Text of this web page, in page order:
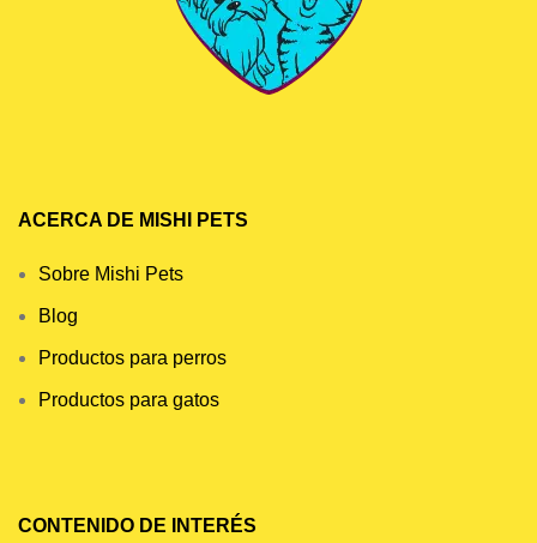
ACERCA DE MISHI PETS
Sobre Mishi Pets
Blog
Productos para perros
Productos para gatos
CONTENIDO DE INTERÉS